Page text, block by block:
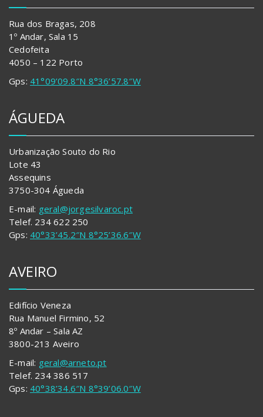
Rua dos Bragas, 208
1º Andar, Sala 15
Cedofeita
4050 – 122 Porto
Gps: 41°09’09.8″N 8°36’57.8″W
ÁGUEDA
Urbanização Souto do Rio
Lote 43
Assequins
3750-304 Águeda
E-mail: geral@jorgesilvaroc.pt
Telef. 234 622 250
Gps: 40°33’45.2″N 8°25’36.6″W
AVEIRO
Edifício Veneza
Rua Manuel Firmino, 52
8º Andar – Sala AZ
3800-213 Aveiro
E-mail: geral@arneto.pt
Telef. 234 386 517
Gps: 40°38’34.6″N 8°39’06.0″W